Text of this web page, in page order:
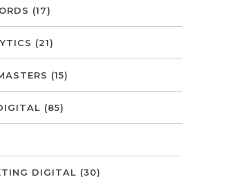
(17)
(21)
(15)
(85)
DIGITAL (30)